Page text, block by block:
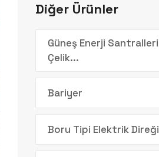
Diğer Ürünler
Güneş Enerji Santralleri
Çelik...
Bariyer
Boru Tipi Elektrik Direği